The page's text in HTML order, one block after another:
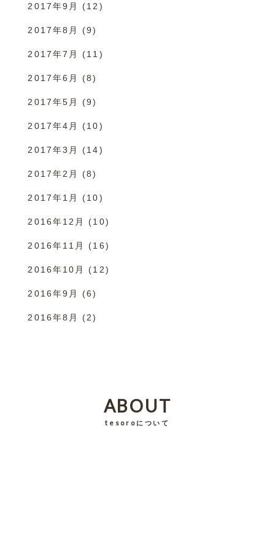
2017年9月 (12)
2017年8月 (9)
2017年7月 (11)
2017年6月 (8)
2017年5月 (9)
2017年4月 (10)
2017年3月 (14)
2017年2月 (8)
2017年1月 (10)
2016年12月 (10)
2016年11月 (16)
2016年10月 (12)
2016年9月 (6)
2016年8月 (2)
ABOUT
tesoroについて